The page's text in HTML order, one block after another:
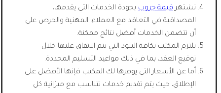
تشتهر قيمة جروب بجودة الخدمات التي يقدمها،
المصداقية في التعاقد مع العملاء، المهنية والحرص على
أن تتضمن الخدمات أفضل نتائج ممكنة.
يلتزم المكتب بكافة البنود التي يتم الاتفاق عليها خلال
توقيع العقد، بما في ذلك مواعيد التسليم المحددة.
أما عن الأسعار التي يوفرها لك المكتب فإنها الأفضل على
الإطلاق، حيث يتم تقديم خدمات تتناسب مع ميزانية كل